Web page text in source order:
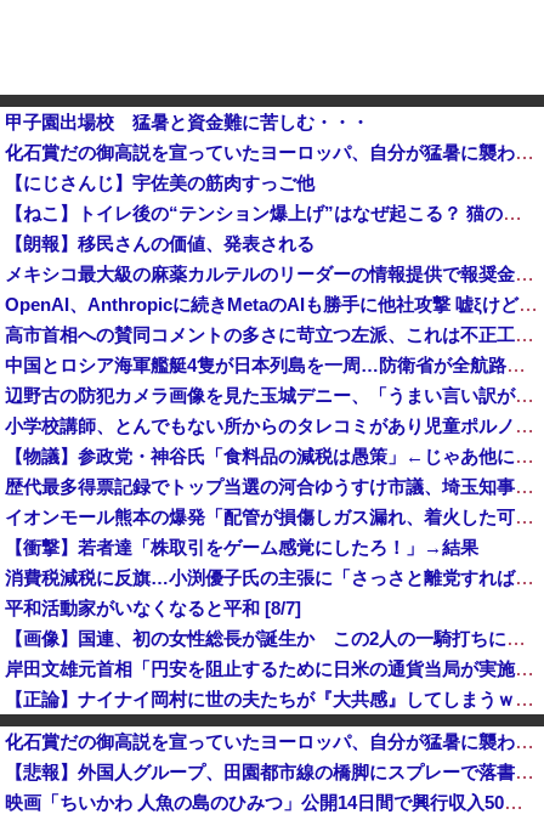
甲子園出場校 猛暑と資金難に苦しむ・・・
化石賞だの御高説を宣っていたヨーロッパ、自分が猛暑に襲われると為すすべべもなくダメージを受けてしまい
【にじさんじ】宇佐美の筋肉すっご他
【ねこ】トイレ後の“テンション爆上げ”はなぜ起こる？ 猫のトイレハイ体験談＆獣医師解説
【朗報】移民さんの価値、発表される
メキシコ最大級の麻薬カルテルのリーダーの情報提供で報奨金約39億円！
OpenAI、Anthropicに続きMetaのAIも勝手に他社攻撃 嘘ξけど何これ流行ってんの？
高市首相への賛同コメントの多さに苛立つ左派、これは不正工作に違いない！と確信してしまった結果……
中国とロシア海軍艦艇4隻が日本列島を一周…防衛省が全航路を公開！
辺野古の防犯カメラ画像を見た玉城デニー、「うまい言い訳が思いつかなかったからそれかよ」と有権者を呆れさせるコメントを……
小学校講師、とんでもない所からのタレコミがあり児童ポルノ禁止法違反で逮捕
【物議】参政党・神谷氏「食料品の減税は愚策」←じゃあ他にどんな経済対策があるんだよ？
歴代最多得票記録でトップ当選の河合ゆうすけ市議、埼玉知事選（来年８月）に立候補表明！「埼玉県の外国人問題を解決するには、知事選で保守の政治家が立...
イオンモール熊本の爆発「配管が損傷しガス漏れ、着火した可能性」福岡酸素、経産省に報告
【衝撃】若者達「株取引をゲーム感覚にしたろ！」→結果
消費税減税に反旗…小渕優子氏の主張に「さっさと離党すればいいのに」SNSで逆風…父親から続く「消費税の系譜」とは [8/7]
平和活動家がいなくなると平和 [8/7]
【画像】国連、初の女性総長が誕生か この2人の一騎打ちになりそう
岸田文雄元首相「円安を阻止するために日米の通貨当局が実施した為替介入は一時しのぎに過ぎない」
【正論】ナイナイ岡村に世の夫たちが『大共感』してしまうｗｗｗｗｗｗｗｗ
企業の採用試験でタイムキーパーを志願した人が盛大にミス、グループは険悪になりタイムアップとなったが……
【消費減税】日本の社会保障、岐路に 財源5兆円見通し立たず
化石賞だの御高説を宣っていたヨーロッパ、自分が猛暑に襲われると為すすべべもなくダメージを受けてしまい……
【悲報】外国人グループ、田園都市線の橋脚にスプレーで落書きする動画がネットで話題に → ネット「治安悪化の始まり」
映画「ちいかわ 人魚の島のひみつ」公開14日間で興行収入50億円突破 最終興収102.8億円の「シン・エヴァ」に並ぶペース